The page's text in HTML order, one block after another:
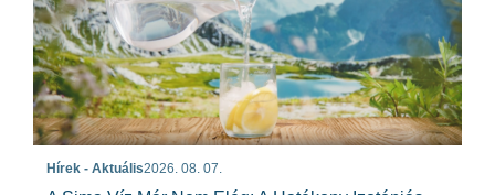
Hírek - Aktuális2026. 08. 07.